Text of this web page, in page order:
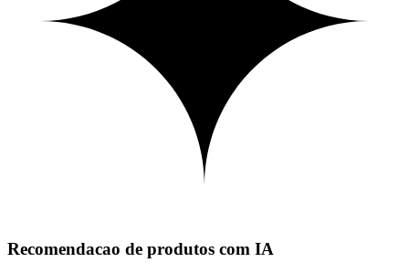
Recomendacao de produtos com IA